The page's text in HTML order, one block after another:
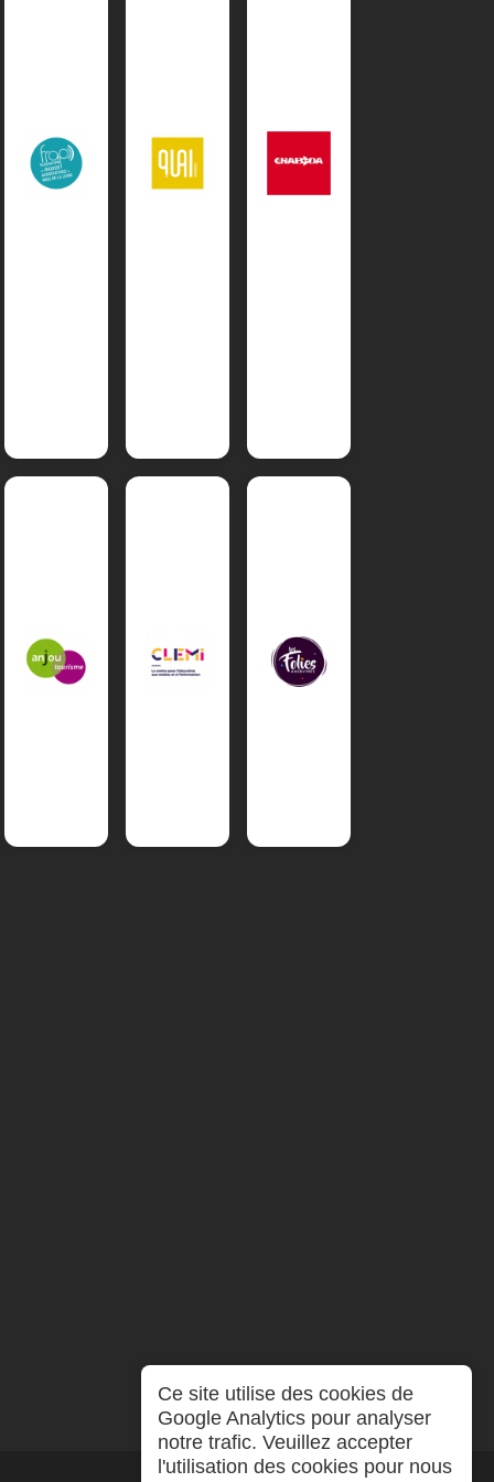
Ce site utilise des cookies de
Google Analytics pour analyser
notre trafic. Veuillez accepter
l'utilisation des cookies pour nous